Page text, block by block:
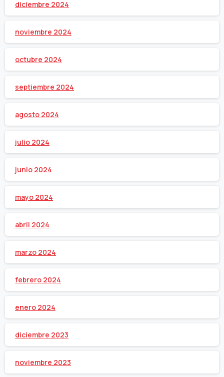
diciembre 2024
noviembre 2024
octubre 2024
septiembre 2024
agosto 2024
julio 2024
junio 2024
mayo 2024
abril 2024
marzo 2024
febrero 2024
enero 2024
diciembre 2023
noviembre 2023